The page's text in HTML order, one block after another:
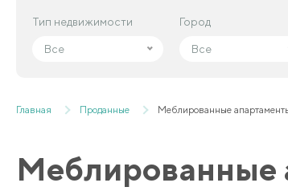
Тип недвижимости
Все
Город
Все
Тип недвижимости
Все
Город
Все
Главная Проданные Меблированные
Меблированные